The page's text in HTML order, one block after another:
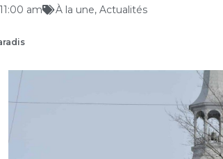
11:00 am À la une, Actualités